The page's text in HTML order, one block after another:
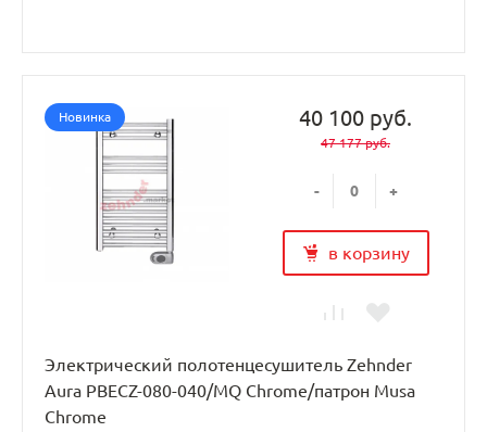
Новинка 40 100 руб.
47 177 руб.
- +
в корзину
Электрический полотенцесушитель Zehnder
Aura PBECZ-080-040/MQ Chrome/патрон Musa
Chrome